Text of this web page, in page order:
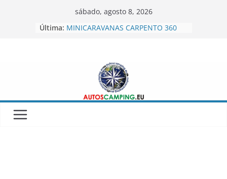
sábado, agosto 8, 2026
Última: MINICARAVANAS CARPENTO 360
BRAGUSCAMP TIENDAS DE TECHO